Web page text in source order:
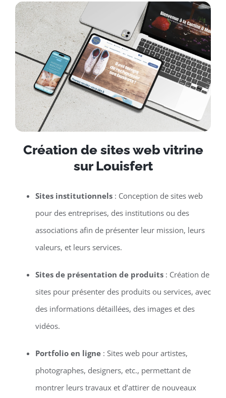
Création de sites web vitrine
sur Louisfert
Sites institutionnels: Conception de sites web
pour des entreprises, des institutions ou des
associations afin de présenter leur mission, leurs
valeurs, et leurs services.
Sites de présentation de produits: Création de
sites pour présenter des produits ou services, avec
des informations détaillées, des images et des
vidéos.
Portfolio en ligne: Sites web pour artistes,
photographes, designers, etc., permettant de
montrer leurs travaux et d’attirer de nouveaux